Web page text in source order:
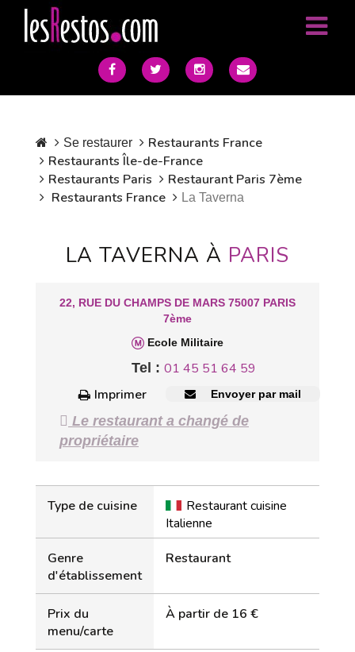
Se restaurer
Restaurants France
Restaurants Île-de-France
Restaurants Paris
Restaurant Paris 7ème
Restaurants France
La Taverna
LA TAVERNA À PARIS
22, RUE DU CHAMPS DE MARS 75007 PARIS
7ème
Ecole Militaire
Tel : 01 45 51 64 59
Imprimer
Envoyer par mail
Le restaurant a changé de
propriétaire
Type de cuisine
Restaurant cuisine
Italienne
Genre
d'établissement
Restaurant
Prix du
menu/carte
À partir de 16 €